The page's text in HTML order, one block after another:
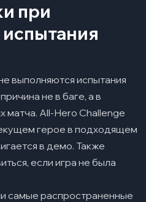
при
выполняются испытания
не в баге, а в
матча. All-Hero Challenge
герое в подходящем
в демо. Также
если игра не была
самые распространенные